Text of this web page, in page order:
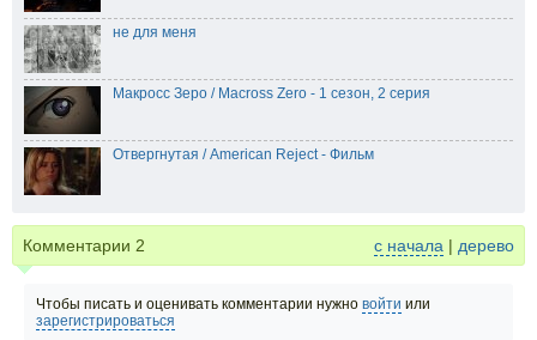
не для меня
Макросс Зеро / Macross Zero - 1 сезон, 2 серия
Отвергнутая / American Reject - Фильм
Комментарии 2 с начала | дерево
Чтобы писать и оценивать комментарии нужно войти или
зарегистрироваться